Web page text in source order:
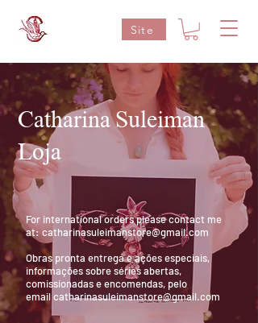
Site
Catharina Suleiman
Loja
For international orders please contact me
at: catharinasuleimanstore@gmail.com
Obras pronta entrega e ações especiais,
informações sobre séries abertas,
comissionadas e encomendas, pelo
emailcatharinasuleimanstore@gmail.com